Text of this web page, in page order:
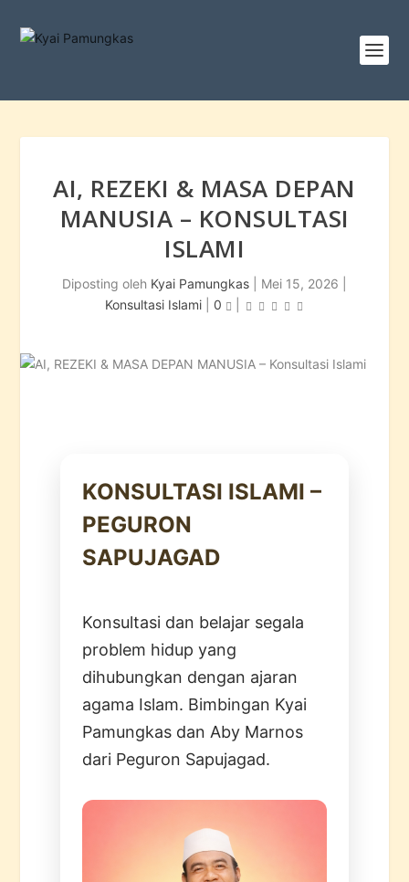
AI, REZEKI & MASA DEPAN
MANUSIA – KONSULTASI
ISLAMI
Diposting oleh Kyai Pamungkas Mei 15, 2026
Konsultasi Islami
0
KONSULTASI ISLAMI –
PEGURON
SAPUJAGAD
Konsultasi dan belajar segala
problem hidup yang
dihubungkan dengan ajaran
agama Islam. Bimbingan Kyai
Pamungkas dan Aby Marnos
dari Peguron Sapujagad.